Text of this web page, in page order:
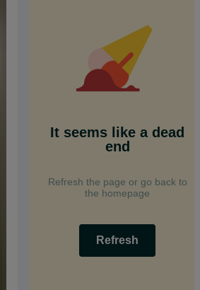
It seems like a dead
end
Refresh the page or go back to
the homepage
Refresh